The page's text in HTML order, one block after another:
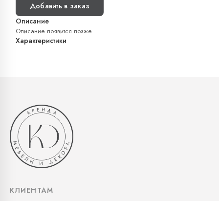
Добавить в заказ
Описание
Описание появится позже.
Характеристики
КЛИЕНТАМ